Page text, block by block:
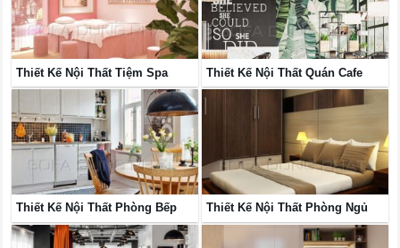
Thiết Kế Nội Thất Tiệm Spa Thiết Kế Nội Thất Quán Cafe
Thiết Kế Nội Thất Phòng Bếp Thiết Kế Nội Thất Phòng Ngủ